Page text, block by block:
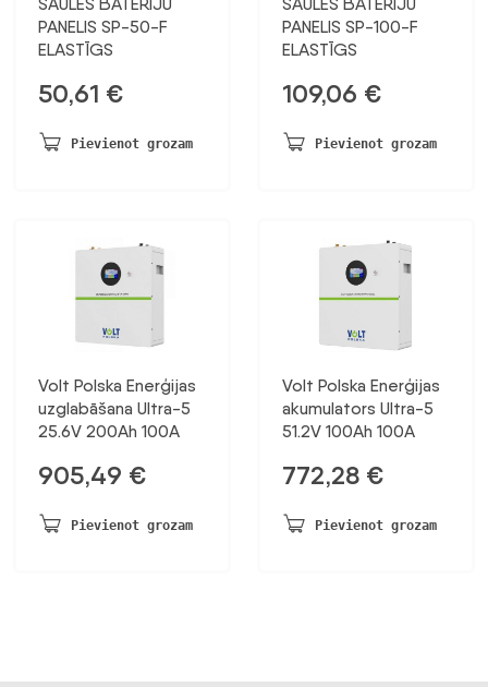
SAULES BATERIJU
PANELIS SP-50-F
ELASTĪGS
50,61 €
Pievienot grozam
SAULES BATERIJU
PANELIS SP-100-F
ELASTĪGS
109,06 €
Pievienot grozam
Volt Polska Enerģijas
uzglabāšana Ultra-5
25.6V 200Ah 100A
905,49 €
Pievienot grozam
Volt Polska Enerģijas
akumulators Ultra-5
51.2V 100Ah 100A
772,28 €
Pievienot grozam